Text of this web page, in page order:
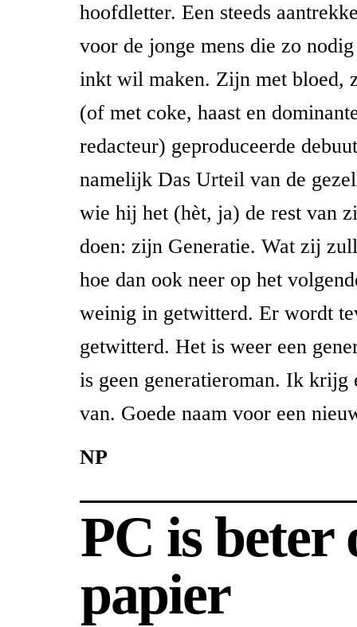
hoofdletter. Een steeds
voor de jonge mens die zo
inkt wil maken. Zijn met bloed,
(of met coke, haast en
redacteur) geproduceerde
namelijk Das Urteil van de
wie hij het (hèt, ja) de rest van
doen: zijn Generatie. Wat zij
hoe dan ook neer op het
weinig in getwitterd. Er wordt
getwitterd. Het is weer een
is geen generatieroman. Ik krijg
van. Goede naam voor een
NP
PC is beter
papier